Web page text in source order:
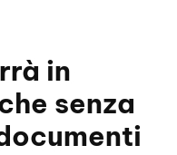
in
senza